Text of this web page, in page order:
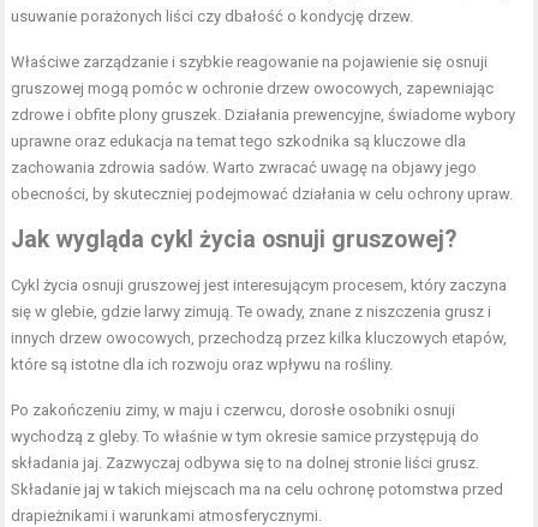
usuwanie porażonych liści czy dbałość o kondycję drzew.
Właściwe zarządzanie i szybkie reagowanie na pojawienie się osnuji
gruszowej mogą pomóc w ochronie drzew owocowych, zapewniając
zdrowe i obfite plony gruszek. Działania prewencyjne, świadome wybory
uprawne oraz edukacja na temat tego szkodnika są kluczowe dla
zachowania zdrowia sadów. Warto zwracać uwagę na objawy jego
obecności, by skuteczniej podejmować działania w celu ochrony upraw.
Jak wygląda cykl życia osnuji gruszowej?
Cykl życia osnuji gruszowej jest interesującym procesem, który zaczyna
się w glebie, gdzie larwy zimują. Te owady, znane z niszczenia grusz i
innych drzew owocowych, przechodzą przez kilka kluczowych etapów,
które są istotne dla ich rozwoju oraz wpływu na rośliny.
Po zakończeniu zimy, w maju i czerwcu, dorosłe osobniki osnuji
wychodzą z gleby. To właśnie w tym okresie samice przystępują do
składania jaj. Zazwyczaj odbywa się to na dolnej stronie liści grusz.
Składanie jaj w takich miejscach ma na celu ochronę potomstwa przed
drapieżnikami i warunkami atmosferycznymi.